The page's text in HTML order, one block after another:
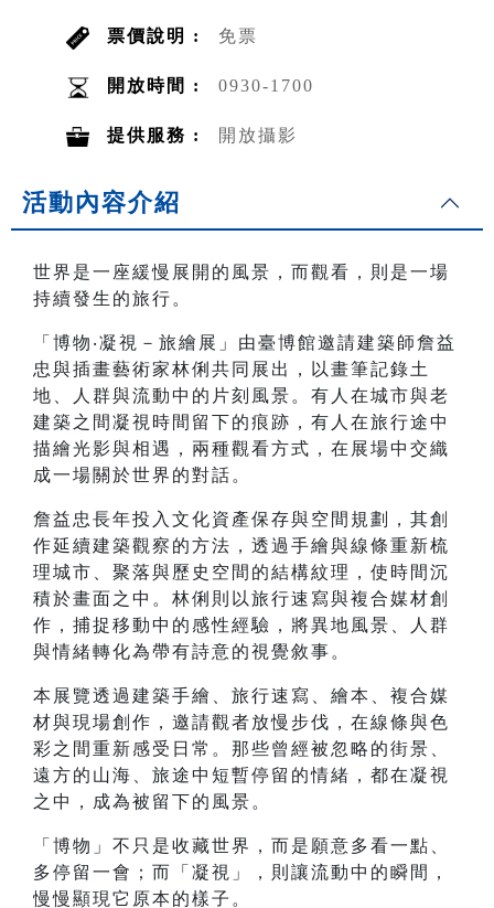
票價說明 : 免票
開放時間 : 0930-1700
提供服務 : 開放攝影
活動內容介紹
世界是一座緩慢展開的風景，而觀看，則是一場
持續發生的旅行。
「博物‧凝視－旅繪展」由臺博館邀請建築師詹益
忠與插畫藝術家林俐共同展出，以畫筆記錄土
地、人群與流動中的片刻風景。有人在城市與老
建築之間凝視時間留下的痕跡，有人在旅行途中
描繪光影與相遇，兩種觀看方式，在展場中交織
成一場關於世界的對話。
詹益忠長年投入文化資產保存與空間規劃，其創
作延續建築觀察的方法，透過手繪與線條重新梳
理城市、聚落與歷史空間的結構紋理，使時間沉
積於畫面之中。林俐則以旅行速寫與複合媒材創
作，捕捉移動中的感性經驗，將異地風景、人群
與情緒轉化為帶有詩意的視覺敘事。
本展覽透過建築手繪、旅行速寫、繪本、複合媒
材與現場創作，邀請觀者放慢步伐，在線條與色
彩之間重新感受日常。那些曾經被忽略的街景、
遠方的山海、旅途中短暫停留的情緒，都在凝視
之中，成為被留下的風景。
「博物」不只是收藏世界，而是願意多看一點、
多停留一會；而「凝視」，則讓流動中的瞬間，
慢慢顯現它原本的樣子。